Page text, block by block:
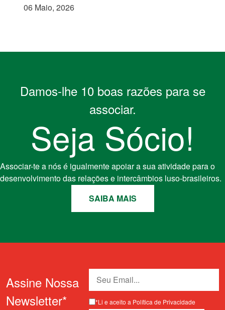
06 Maio, 2026
Damos-lhe 10 boas razões para se
associar.
Seja Sócio!
Associar-te a nós é igualmente apoiar a sua atividade para o
desenvolvimento das relações e intercâmbios luso-brasileiros.
SAIBA MAIS
Assine Nossa
Newsletter*
*Li e aceito a Política de Privacidade